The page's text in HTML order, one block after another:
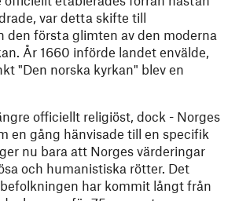
var detta skifte till
den första glimten av den moderna
År 1660 införde landet envälde,
"Den norska kyrkan" blev en
officiellt religiöst, dock - Norges
en gång hänvisade till en specifik
nu bara att Norges värderingar
och humanistiska rötter. Det
har kommit långt från